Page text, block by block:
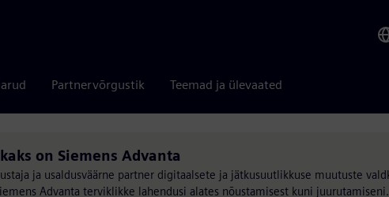
Partnervõrgustik Teemad ja ülevaated
on Siemens Advanta
ja usaldusväärne partner digitaalsete ja jätkusuutlikkuse muutuste
Advanta terviklikke lahendusi alates nõustamisest kuni